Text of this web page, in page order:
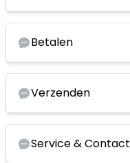
Betalen
Verzenden
Service & Contact